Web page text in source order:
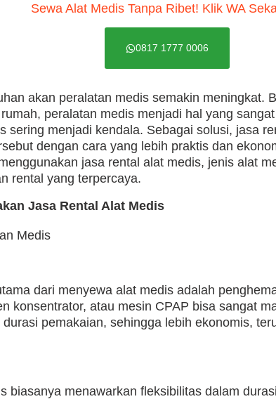
Sewa Alat Medis Tanpa Ribet! Klik WA
0817 1777 0006
akan peralatan medis semakin meningkat.
peralatan medis menjadi hal yang
sering menjadi kendala. Sebagai solusi, jasa
dengan cara yang lebih praktis dan
jasa rental alat medis, jenis alat
rental yang terpercaya.
Jasa Rental Alat Medis
dari menyewa alat medis adalah
konsentrator, atau mesin CPAP bisa sangat
pemakaian, sehingga lebih ekonomis,
biasanya menawarkan fleksibilitas dalam